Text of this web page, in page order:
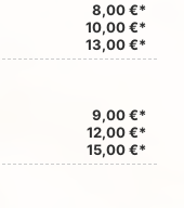
8,00 €*
10,00 €*
13,00 €*
9,00 €*
12,00 €*
15,00 €*